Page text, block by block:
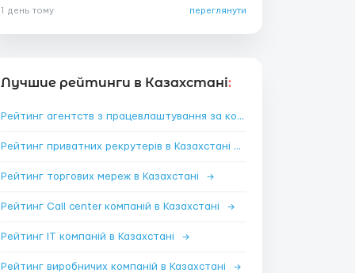
1 день тому переглянути
Лучшие рейтинги в Казахстані:
Рейтинг агентств з працевлаштування за кордоном в Казахстані
Рейтинг приватних рекрутерів в Казахстані→
Рейтинг торгових мереж в Казахстані →
Рейтинг Call center компаній в Казахстані →
Рейтинг IT компаній в Казахстані →
Рейтинг виробничих компаній в Казахстані →